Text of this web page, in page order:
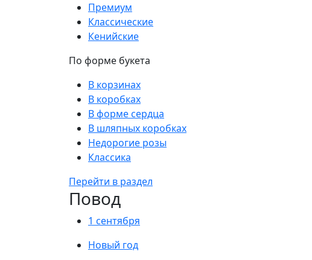
Премиум
Классические
Кенийские
По форме букета
В корзинах
В коробках
В форме сердца
В шляпных коробках
Недорогие розы
Классика
Перейти в раздел
Повод
1 сентября
Новый год